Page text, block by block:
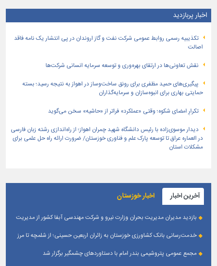
اخبار پربازدید
تكذیبیه رسمی روابط عمومی شركت نفت و گاز اروندان در پی انتشار یک نامه فاقد
اصالت
نقش تعاونی‌ها در ارتقای بهره‌وری و توسعه سرمایه انسانی شرکت‌ها
پیگیری‌های حمید مظفری برای رونق ساخت‌وساز در اهواز به نتیجه رسید؛ بسته
حمایتی بهاری برای انبوه‌سازان و سرمایه‌گذاران
تکرارِ امضای شکوه؛ وقتی «عملکرد» فراتر از «حاشیه» سخن می‌گوید
دیدار موسوی‌زاده با رئیس دانشگاه شهید چمران اهواز؛ از راه‌اندازی رشته زبان فارسی
در العماره عراق تا توسعه پارک علم و فناوری خوزستان/ ضرورت ارائه راه حل علمی برای
مشکلات استان
آخرین اخبار اخبار خوزستان
بازدید مدیران مدیریت بحران وزارت نیرو و شرکت مهندسی آبفا کشور از مدیریت
خدمت‌رسانی بانک کشاورزی خوزستان به زائران اربعین حسینی؛ از شلمچه تا مرز
مجمع عمومی پتروشیمی بندر امام با دستاوردهای چشمگیر برگزار شد